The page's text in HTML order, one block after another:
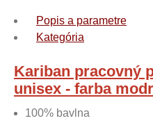
Popis a parametre
Kategória
Kariban pracovný
unisex - farba
100% bavlna